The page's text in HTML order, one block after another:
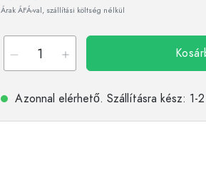
Árak ÁFÁ-val, szállítási költség nélkül
Azonnal elérhető. Szállításra kész: 1-